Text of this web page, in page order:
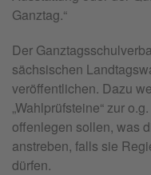
Ganztag.“
Der
sächsischen
veröffentlichen. Dazu
„Wahlprüfsteine“ zur
offenlegen sollen, was
anstreben, falls sie
dürfen.